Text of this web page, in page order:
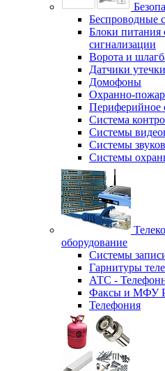
Беспроводные
Блоки питания
сигнализации
Ворота и
Датчики утечки
Домофоны
Охранно-
Периферийное
Система
Системы
Системы
Системы
оборудование
Системы
Гарнитуры
АТС -
Факсы и МФУ
Телефония